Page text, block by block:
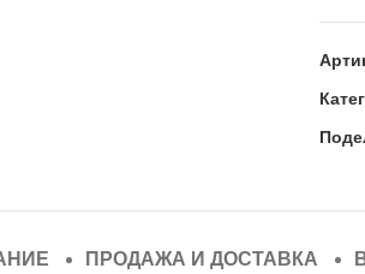
ПРОДАЖА И ДОСТАВКА